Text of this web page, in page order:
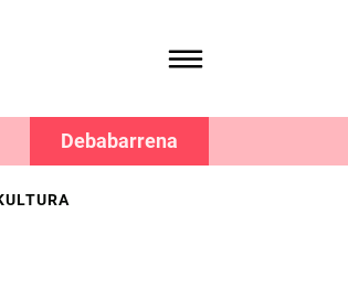
Debabarrena